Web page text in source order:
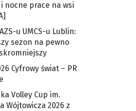
i nocne prace na wsi
u UMCS-u Lublin:
sezon na pewno
Cyfrowy świat – PR
Volley Cup im.
Wójtowicza 2026 z